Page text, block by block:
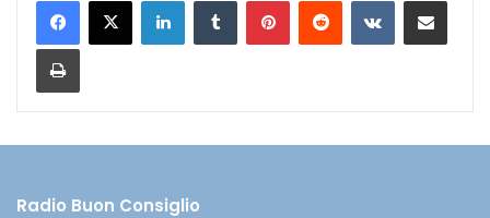
Radio Buon Consiglio